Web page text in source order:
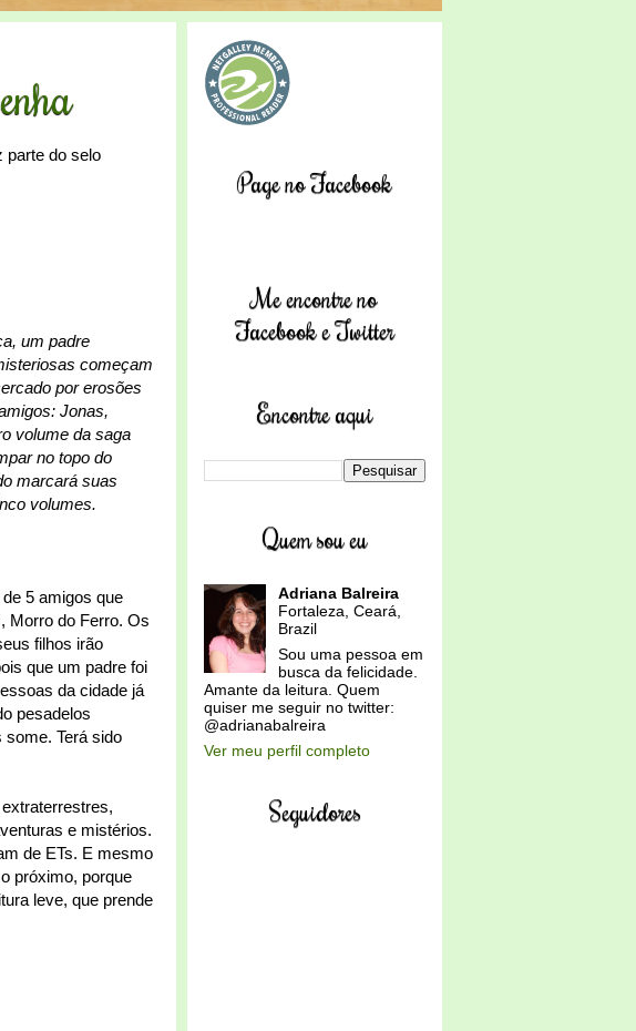
parte do selo
um pa­dre
começam
por erosões
Jonas,
volume da saga
no topo do
mar­cará suas
volumes.
5 amigos que
Morro do Ferro. Os
filhos irão
que um padre foi
da cidade já
pesadelos
Terá sido
e mistérios.
de ETs. E mesmo
próximo, porque
leve, que prende
Page no Facebook
Me encontre no
Facebook e Twitter
Encontre aqui
Quem sou eu
Adriana Balreira
Fortaleza, Ceará,
Brazil
Sou uma pessoa em
busca da felicidade.
Amante da leitura. Quem
quiser me seguir no twitter:
@adrianabalreira
Ver meu perfil completo
Seguidores